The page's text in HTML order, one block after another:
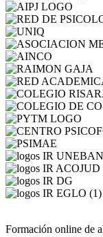
Formación online de